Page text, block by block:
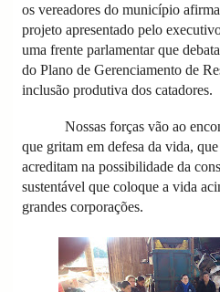
os vereadores do município
projeto apresentado pelo
uma frente parlamentar que
do Plano de Gerenciamento de
inclusão produtiva dos catadores.
Nossas forças vão ao
que gritam em defesa da vida,
acreditam na possibilidade da
sustentável que coloque a vida
grandes corporações.